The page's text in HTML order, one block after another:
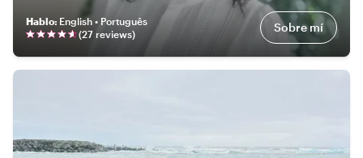
Hablo: English • Português
(27 reviews) Sobre mí